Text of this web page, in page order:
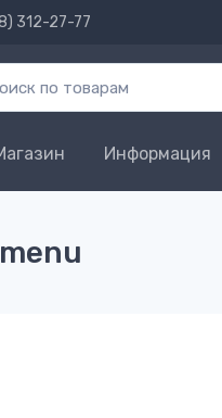
312-27-77
Информация